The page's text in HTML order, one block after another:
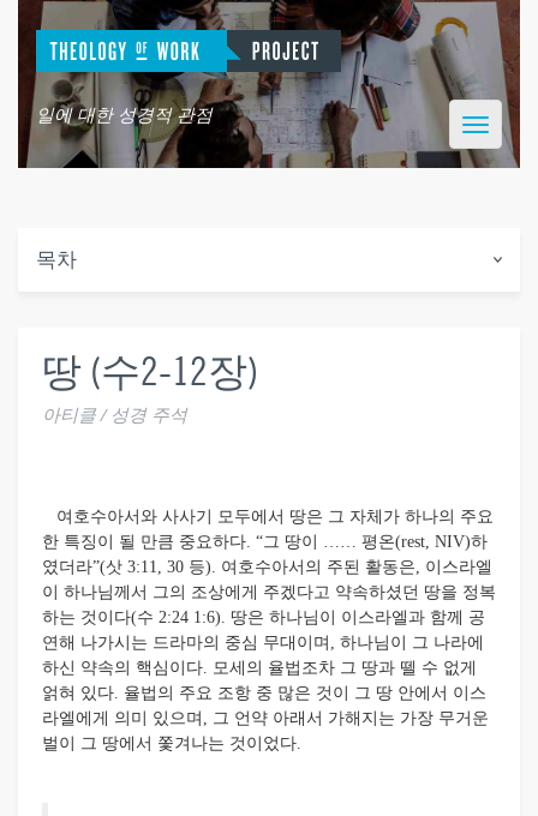
일에 대한 성경적 관점
Toggle
목차
땅 (수2-12장)
아티클 / 성경 주석
여호수아서와 사사기 모두에서 땅은 그 자체가 하나의 주요
한 특징이 될 만큼 중요하다. “그 땅이 …… 평온(rest, NIV)하
였더라”(삿 3:11, 30 등). 여호수아서의 주된 활동은, 이스라엘
이 하나님께서 그의 조상에게 주겠다고 약속하셨던 땅을 정복
하는 것이다(수 2:24 1:6). 땅은 하나님이 이스라엘과 함께 공
연해 나가시는 드라마의 중심 무대이며, 하나님이 그 나라에
하신 약속의 핵심이다. 모세의 율법조차 그 땅과 뗄 수 없게
얽혀 있다. 율법의 주요 조항 중 많은 것이 그 땅 안에서 이스
라엘에게 의미 있으며, 그 언약 아래서 가해지는 가장 무거운
벌이 그 땅에서 쫓겨나는 것이었다.